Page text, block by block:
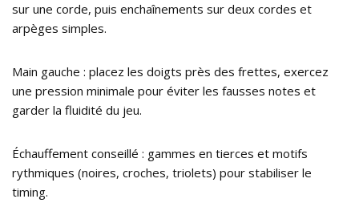
sur une corde, puis enchaînements sur deux cordes et
arpèges simples.
Main gauche : placez les doigts près des frettes, exercez
une pression minimale pour éviter les fausses notes et
garder la fluidité du jeu.
Échauffement conseillé : gammes en tierces et motifs
rythmiques (noires, croches, triolets) pour stabiliser le
timing.